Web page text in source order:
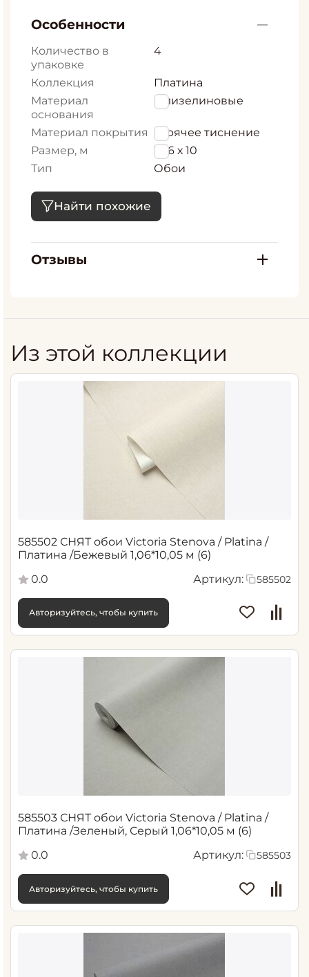
Особенности
Количество в
упаковке
4
Коллекция
Платина
Материал
основания
Флизелиновые
Материал покрытия горячее тиснение
Размер, м
1,06 х 10
Тип
Обои
Найти похожие
Отзывы
Из этой коллекции
585502 СНЯТ обои Victoria Stenova / Platina /
Платина /Бежевый 1,06*10,05 м (6)
0.0
Артикул: 585502
Авторизуйтесь, чтобы купить
585503 СНЯТ обои Victoria Stenova / Platina /
Платина /Зеленый, Серый 1,06*10,05 м (6)
0.0
Артикул: 585503
Авторизуйтесь, чтобы купить